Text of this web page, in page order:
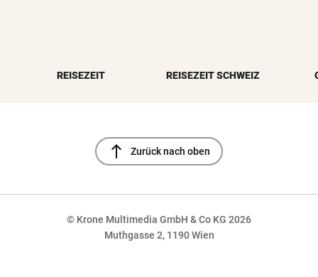
REISEZEIT REISEZEIT SCHWEIZ
north Zurück nach oben
© Krone Multimedia GmbH & Co KG 2026
Muthgasse 2, 1190 Wien